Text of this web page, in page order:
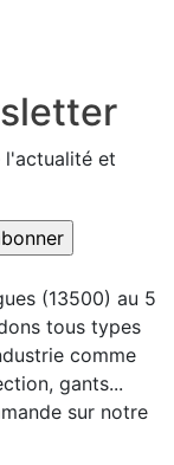
l'actualité et
(13500) au 5
tous types
comme
gants...
sur notre